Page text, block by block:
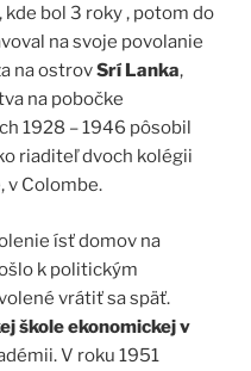
bol 3 roky , potom do
na svoje povolanie
na ostrovSrí Lanka,
na pobočke
1928 – 1946 pôsobil
riaditeľ dvoch kolégii
v Colombe.
ísť domov na
k politickým
vrátiť sa späť.
škole ekonomickej v
V roku 1951